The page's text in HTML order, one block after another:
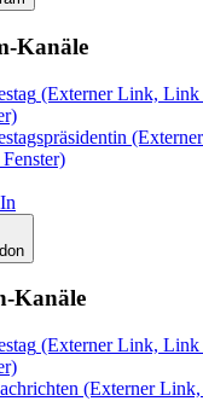
Kanäle
(Externer Link, Link
Fenster)
Kanäle
(Externer Link, Link
(Externer